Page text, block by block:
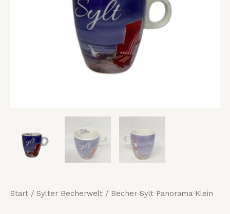
Start / Sylter Becherwelt / Becher Sylt Panorama Klein
5,00 €4,00 €.